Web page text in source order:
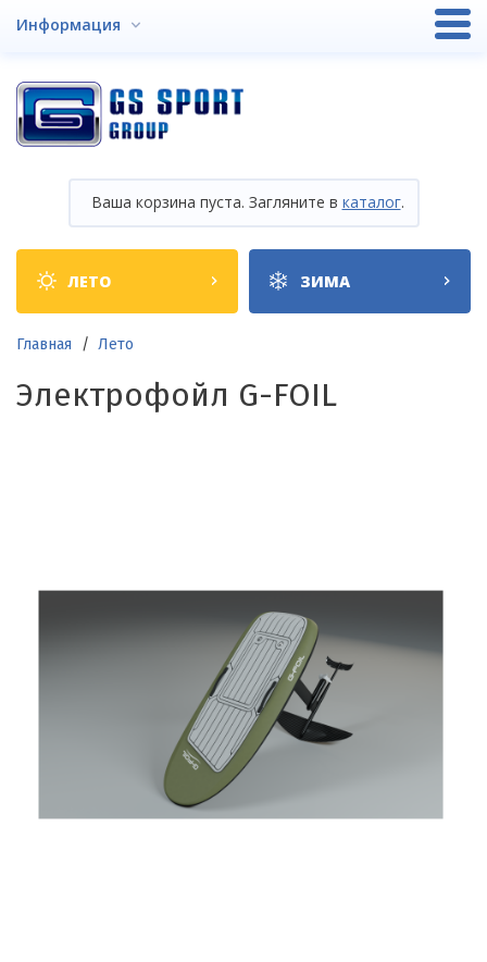
Информация
Ваша корзина пуста. Загляните в каталог.
Shop
categories
ЛЕТО ЗИМА
Строка
навигации
Главная Лето
Электрофойл G-FOIL